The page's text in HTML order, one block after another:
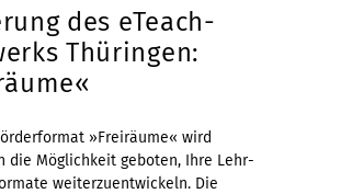
des eTeach-
Thüringen:
»Freiräume« wird
die Möglichkeit geboten, Ihre Lehr-
weiterzuentwickeln. Die